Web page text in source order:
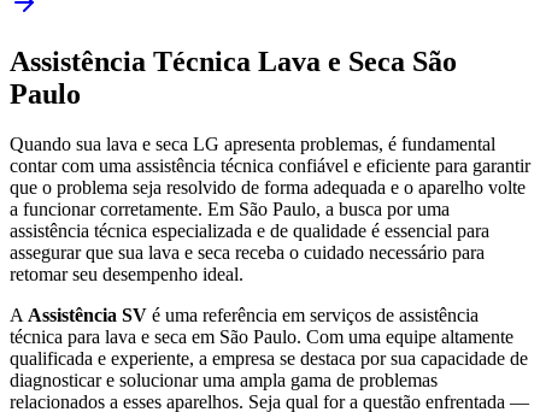
Assistência Técnica Lava e Seca São
Paulo
Quando sua lava e seca LG apresenta problemas, é fundamental
contar com uma assistência técnica confiável e eficiente para garantir
que o problema seja resolvido de forma adequada e o aparelho volte
a funcionar corretamente. Em São Paulo, a busca por uma
assistência técnica especializada e de qualidade é essencial para
assegurar que sua lava e seca receba o cuidado necessário para
retomar seu desempenho ideal.
AAssistência SV é uma referência em serviços de assistência
técnica para lava e seca em São Paulo. Com uma equipe altamente
qualificada e experiente, a empresa se destaca por sua capacidade de
diagnosticar e solucionar uma ampla gama de problemas
relacionados a esses aparelhos. Seja qual for a questão enfrentada —